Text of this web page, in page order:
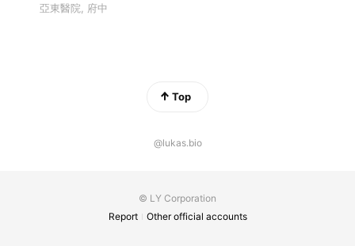
亞東醫院, 府中
Top
@lukas.bio
© LY Corporation
Report
Other official accounts